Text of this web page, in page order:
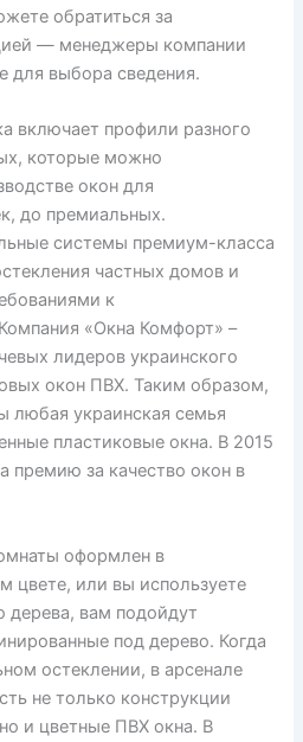
обратиться за
— менеджеры компании
для выбора сведения.
включает профили разного
которые можно
окон для
до премиальных.
системы премиум-класса
частных домов и
к
«Окна Комфорт» –
лидеров украинского
окон ПВХ. Таким образом,
любая украинская семья
пластиковые окна. В 2015
премию за качество окон в
оформлен в
цвете, или вы используете
дерева, вам подойдут
под дерево. Когда
остеклении, в арсенале
не только конструкции
и цветные ПВХ окна. В